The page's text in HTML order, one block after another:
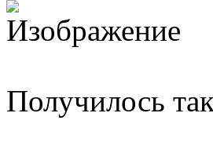
Получилось